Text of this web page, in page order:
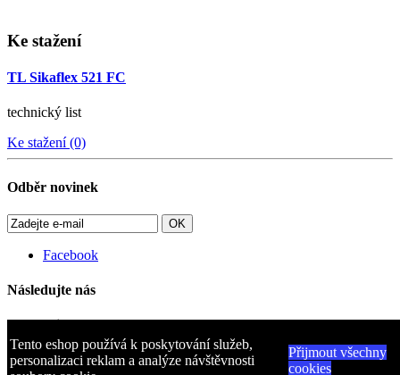
Tento eshop používá k poskytování služeb,
personalizaci reklam a analýze návštěvnosti
Přijmout všechny
cookies
Ke stažení
TL Sikaflex 521 FC
technický list
Ke stažení (0)
Odběr novinek
OK
Facebook
Následujte nás
Kategorie
Informace